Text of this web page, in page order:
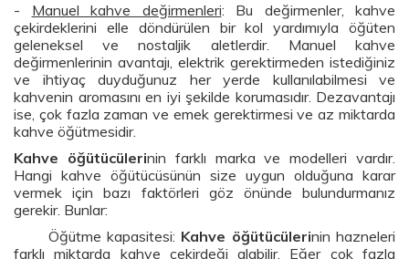
- Manuel kahve değirmenleri: Bu değirmenler, kahve
çekirdeklerini elle döndürülen bir kol yardımıyla öğüten
geleneksel ve nostaljik aletlerdir. Manuel kahve
değirmenlerinin avantajı, elektrik gerektirmeden istediğiniz
ve ihtiyaç duyduğunuz her yerde kullanılabilmesi ve
kahvenin aromasını en iyi şekilde korumasıdır. Dezavantajı
ise, çok fazla zaman ve emek gerektirmesi ve az miktarda
kahve öğütmesidir.
Kahve öğütücülerinin farklı marka ve modelleri vardır.
Hangi kahve öğütücüsünün size uygun olduğuna karar
vermek için bazı faktörleri göz önünde bulundurmanız
gerekir. Bunlar:
Öğütme kapasitesi: Kahve öğütücülerinin hazneleri
farklı miktarda kahve çekirdeği alabilir. Eğer çok fazla